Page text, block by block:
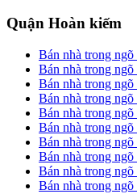
Quận Hoàn kiếm
Bán nhà trong
Bán nhà trong
Bán nhà trong
Bán nhà trong ngõ
Bán nhà trong
Bán nhà trong
Bán nhà trong
Bán nhà trong
Bán nhà trong
Bán nhà trong